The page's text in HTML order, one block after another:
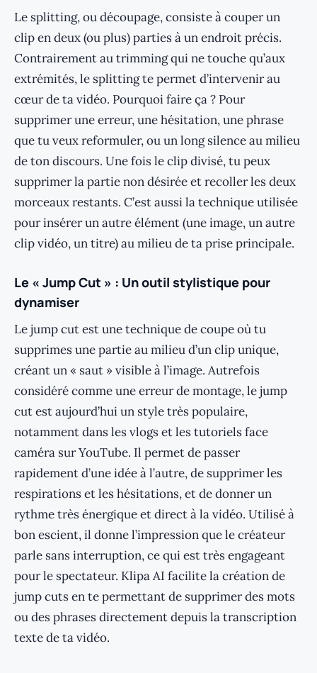
Le splitting, ou découpage, consiste à couper un
clip en deux (ou plus) parties à un endroit précis.
Contrairement au trimming qui ne touche qu’aux
extrémités, le splitting te permet d’intervenir au
cœur de ta vidéo. Pourquoi faire ça ? Pour
supprimer une erreur, une hésitation, une phrase
que tu veux reformuler, ou un long silence au milieu
de ton discours. Une fois le clip divisé, tu peux
supprimer la partie non désirée et recoller les deux
morceaux restants. C’est aussi la technique utilisée
pour insérer un autre élément (une image, un autre
clip vidéo, un titre) au milieu de ta prise principale.
Le « Jump Cut » : Un outil stylistique pour
dynamiser
Le jump cut est une technique de coupe où tu
supprimes une partie au milieu d’un clip unique,
créant un « saut » visible à l’image. Autrefois
considéré comme une erreur de montage, le jump
cut est aujourd’hui un style très populaire,
notamment dans les vlogs et les tutoriels face
caméra sur YouTube. Il permet de passer
rapidement d’une idée à l’autre, de supprimer les
respirations et les hésitations, et de donner un
rythme très énergique et direct à la vidéo. Utilisé à
bon escient, il donne l’impression que le créateur
parle sans interruption, ce qui est très engageant
pour le spectateur. Klipa AI facilite la création de
jump cuts en te permettant de supprimer des mots
ou des phrases directement depuis la transcription
texte de ta vidéo.